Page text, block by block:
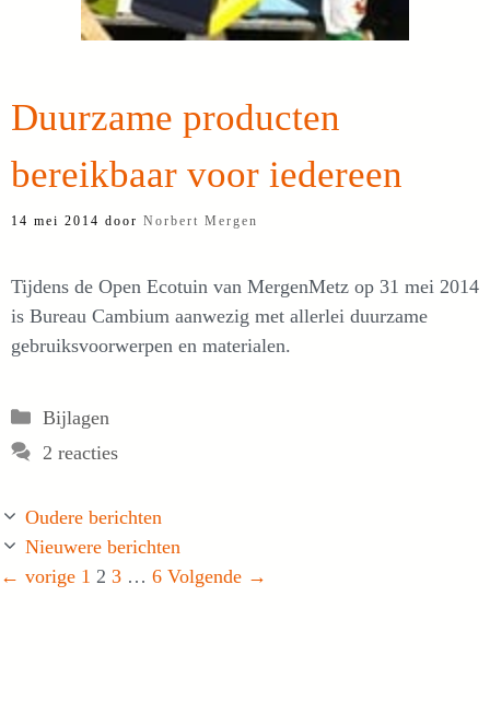
Duurzame producten
bereikbaar voor iedereen
14 mei 2014 door Norbert Mergen
Tijdens de Open Ecotuin van MergenMetz op 31 mei 2014
is Bureau Cambium aanwezig met allerlei duurzame
gebruiksvoorwerpen en materialen.
Categorieën
Bijlagen
2 reacties
Oudere berichten
Nieuwere berichten
← vorige Pagina
1 Pagina
2 Pagina
3 … Pagina
6 Volgende →